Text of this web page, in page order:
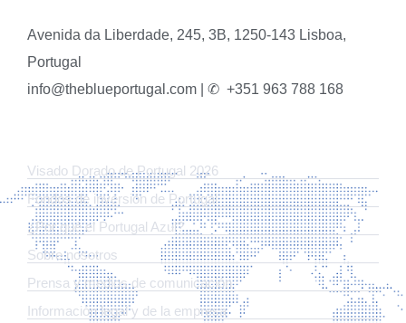
Avenida da Liberdade, 245, 3B, 1250-143 Lisboa,
Portugal
info@theblueportugal.com | ✆ +351 963 788 168
Visado Dorado de Portugal 2026
Fondos de inversión de Portugal
¿Por qué el Portugal Azul?
Sobre nosotros
Prensa y medios de comunicación
Información legal y de la empresa